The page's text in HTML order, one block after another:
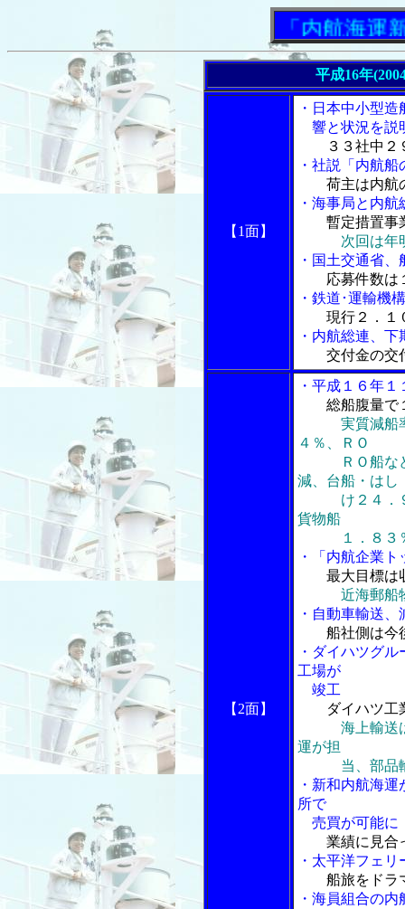
「内航海運新聞
平成16年
【1面】
・日本中小型
響と状況を説
３３社中
・社説「内航
荷主は内航
・海事局と内
暫定措置事
次回は年
・国土交通省
応募件数は
・鉄道･運輸機
現行２．１
・内航総連、
交付金の交
【2面】
・平成１６年
総船腹量で
実質減船
４％、ＲＯ
ＲＯ船など
減、台船・はし
け２４．９
貨物船
１．８３
・「内航企業
最大目標は
近海郵
・自動車輸送
船社側は今
・ダイハツグ
工場が
竣工
ダイハツ工
海上輸送
運が担
当、部品輸
・新和内航海
所で
売買が可能に
業績に見合
・太平洋フェ
船旅をドラ
・海員組合の